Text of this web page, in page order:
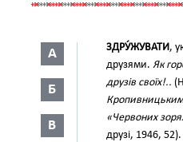
А
Б
В
ЗДРУ́ЖУВАТИ,
друзями. Як
друзів своїх!..
Кропивницьким
«Червоних
друзі, 1946, 52).